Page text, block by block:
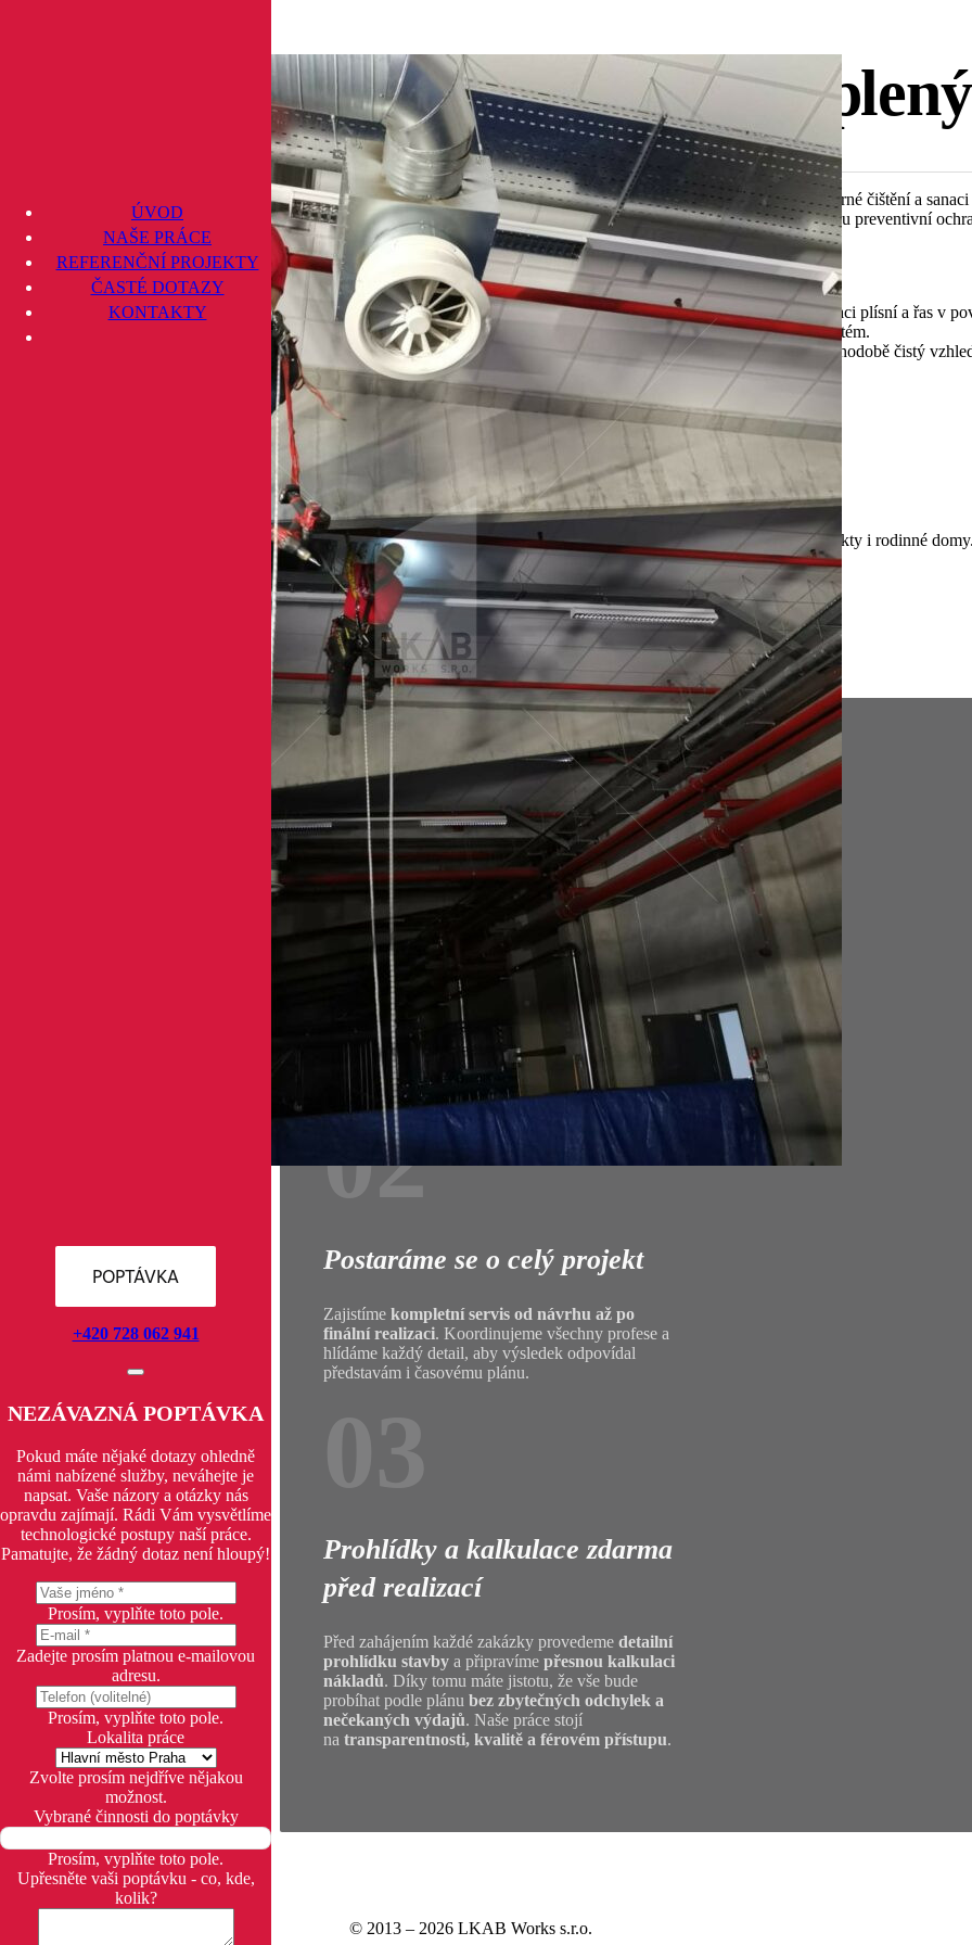
ÚVOD
NAŠE PRÁCE
REFERENČNÍ PROJEKTY
ČASTÉ DOTAZY
KONTAKTY
POPTÁVKA
+420 728 062 941
NEZÁVAZNÁ POPTÁVKA
Pokud máte nějaké dotazy ohledně
námi nabízené služby, neváhejte je
napsat. Vaše názory a otázky nás
opravdu zajímají. Rádi Vám vysvětlíme
technologické postupy naší práce.
Pamatujte, že žádný dotaz není hloupý!
Prosím, vyplňte toto pole.
Zadejte prosím platnou e-mailovou
adresu.
Prosím, vyplňte toto pole.
Lokalita práce
Zvolte prosím nejdříve nějakou
možnost.
Vybrané činnosti do poptávky
Prosím, vyplňte toto pole.
Upřesněte vaši poptávku - co, kde,
kolik?
Čištění a sanace
Profesionální čištění fasády a odstranění plísní z ETICS systému. Provádíme odborné čištění a
Specializujeme se na odstranění plísní, řas a lišejníků z povrchu omítky a následnou preventivní
Co zahrnuje naše služba:
Lanový přístup – bezpečné a šetrné čištění fasády bez nutnosti stavět lešení.
Chemická sanace fasády – aplikace biocidního přípravku určeného k likvidaci plísní a řas v
Šetrné tlakové mytí – regulovaný oplach, který nepoškozuje zateplovací systém.
Preventivní impregnace – ochranný nástřik s fungicidním účinkem pro dlouhodobě čistý
Finální kontrola a dočištění detailů.
Výhody našeho postupu:
šetrné k ETICS zateplení
rychlá realizace bez lešení
dlouhodobý efekt díky preventivnímu ošetření
bezpečný postup s certifikovanou technikou
Naše technologie je ideální pro bytové domy, panelové domy, administrativní objekty i rodinné
Předchozí
Opravy střech a fasád
Další
Instalace vánočních výzdob
01
Garantujeme perfektně
odvedenou práci
Jsme zkušená stavební firma
, která si zakládá
preciznosti, kvalitních materiálech a
spolehlivém týmu řemeslníků
. Ke každému
projektu přistupujeme individuálně. Vaše
spokojenost je pro nás na prvním místě.
02
Postaráme se o celý projekt
Zajistíme kompletní servis od návrhu až po
finální realizaci. Koordinujeme všechny profese a
hlídáme každý detail, aby výsledek odpovídal
představám i časovému plánu.
Prohlídky a kalkulace zdarma
před realizací
Před zahájením každé zakázky provedeme detailní
prohlídku stavby a připravíme přesnou kalkulaci
nákladů. Díky tomu máte jistotu, že vše bude
probíhat podle plánu bez zbytečných odchylek a
nečekaných výdajů. Naše práce stojí
na transparentnosti, kvalitě a férovém přístupu.
© 2013 – 2026 LKAB Works s.r.o.